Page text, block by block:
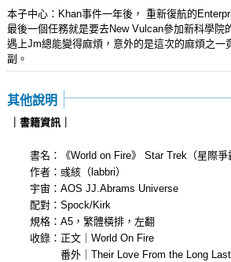
本子中心：Khan事件一年後， 重新復航的
最後一個任務就是要去New Vulcan參加新科學院
遇上Jm總能變得麻煩，意外的是這次的麻煩之一
副。
其他說明
｜書籍資訊｜
書名：《World on Fire》 Star Trek（星際爭
作者：彧絯（labbri）
宇宙：AOS JJ.Abrams Universe
配對：Spock/Kirk
規格：A5，繁體橫排，左翻
收錄：正文｜World On Fire
番外｜Their Love From the Long Last